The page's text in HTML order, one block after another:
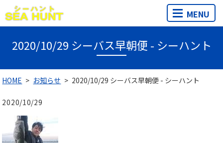
MENU
2020/10/29 シーバス早朝便 - シーハント
HOME お知らせ 2020/10/29 シーバス早朝便 - シーハント
2020/10/29